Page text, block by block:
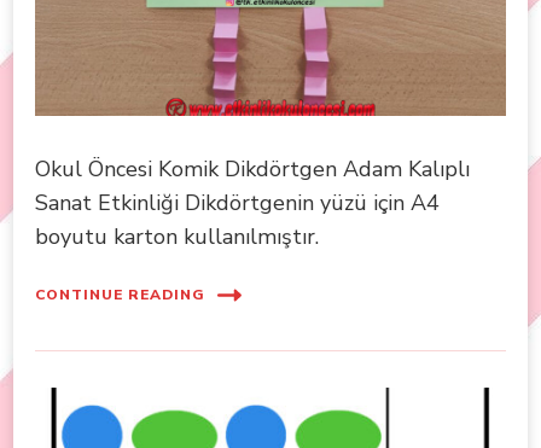
Okul Öncesi Komik Dikdörtgen Adam Kalıplı
Sanat Etkinliği Dikdörtgenin yüzü için A4
boyutu karton kullanılmıştır.
CONTINUE READING